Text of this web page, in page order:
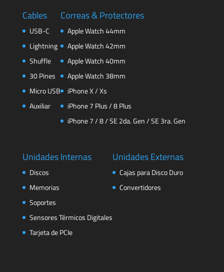
Cables
USB-C
Lightning
Shuffle
30 Pines
Micro USB
Auxiliar
Correas & Protectores
Apple Watch 44mm
Apple Watch 42mm
Apple Watch 40mm
Apple Watch 38mm
iPhone X / Xs
iPhone 7 Plus / 8 Plus
iPhone 7 / 8 / SE 2da. Gen / SE 3ra. Gen
Unidades Internas
Discos
Memorias
Soportes
Sensores Térmicos Digitales
Tarjeta de PCIe
Unidades Externas
Cajas para Disco Duro
Convertidores